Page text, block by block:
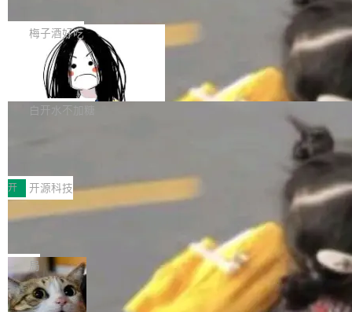
提交的编辑请求也长期处于待处理状态。 Groki
pedia 于去年底上线，定位为由人工智能生成内
容的百科平台，被马斯克视为传统众包百科网站
维基百科的替代方案。Lawfare 调查发现，无论
热门页面还是低关注度页面，均未出现近期更
是这样的：配 MessageSource 的 Bean、写 R
eloadableResourceBundleMessageSource、
声明 LocaleResolver、注册 LocaleChangeInt
erceptor…五六步之后才能看到第一行翻译文
本。 Solon 换了个方式。整个 i18n 模块围绕三
梅子酒好吃
Apache Doris 4.1 全面增强 Iceberg：
支持 UPDATE、MERGE INTO 与 Iceb
erg V3
Apache Doris 4.1 要补齐的，正是缺失的那一
半。在已有查询能力的基础上，Doris 进一步支
常维护操作，并完整支持 Iceberg V3 格式。
白开水不加糖
村国家自主创新示范区会议中心开幕。本届大会
由中关村智联软件服务业质量创新联盟主办，以
“智构可信·质创未来——AI原生时代的质量新范
式”为主题，直面AI从实验室走向规模化产业落地
的核心质量命题。会上，《2026智能研发生产力
工具选型手册》发布，Testin云测的Testin XAge
nt智能测试系统入选AI测试领域代表产品。对CI
开 开源科技
让非法状态不可表示：一篇关于 ADT
有一种东西，一旦用过就回不去了。Alex Fedos
eev 管它叫"软件设计的基石"。 他说的东西不新
鲜——代数数据类型（ADT），尤其是和类型
（sum type）。但他说清楚了一件事：这不是类
局
Cloudflare 开源内部企业 AI 平台 Clou